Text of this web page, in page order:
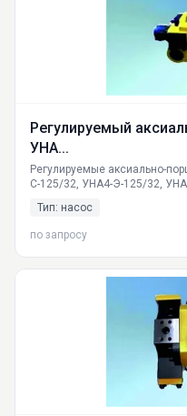
Регулируемый
УНА...
Регулируемые аксиально-
С-125/32, УНА4-Э-125/32,
работы, сферы применения.
Тип: насос
по запросу